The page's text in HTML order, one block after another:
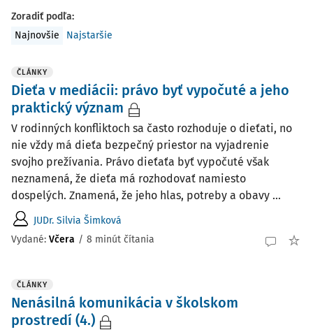
Zoradiť podľa:
Najnovšie
Najstaršie
ČLÁNKY
Dieťa v mediácii: právo byť vypočuté a jeho
praktický význam
V rodinných konfliktoch sa často rozhoduje o dieťati, no
nie vždy má dieťa bezpečný priestor na vyjadrenie
svojho prežívania. Právo dieťaťa byť vypočuté však
neznamená, že dieťa má rozhodovať namiesto
dospelých. Znamená, že jeho hlas, potreby a obavy ...
JUDr. Silvia Šimková
Vydané: Včera / 8 minút čítania
ČLÁNKY
Nenásilná komunikácia v školskom
prostredí (4.)